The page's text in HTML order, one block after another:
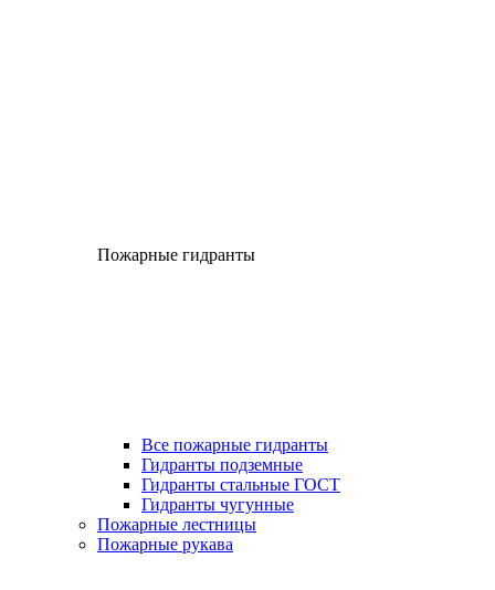
Пожарные гидранты
Все пожарные гидранты
Гидранты подземные
Гидранты стальные ГОСТ
Гидранты чугунные
Пожарные лестницы
Пожарные рукава